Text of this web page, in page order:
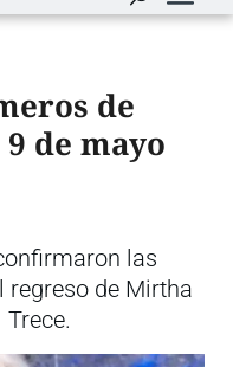
de
de mayo
las
regreso de Mirtha